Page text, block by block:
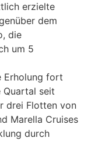
erzielte
dem
die
um 5
Erholung fort
seit
drei Flotten von
Marella Cruises
durch